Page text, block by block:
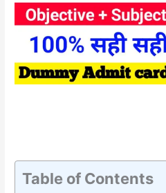
Table of Contents